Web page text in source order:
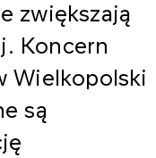
zwiększają
Koncern
Wielkopolski
są